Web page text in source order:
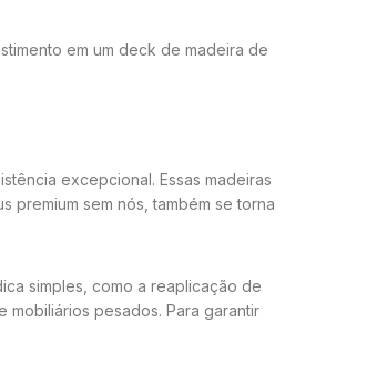
em um deck de madeira de
excepcional. Essas madeiras
premium sem nós, também se torna
simples, como a reaplicação de
pesados. Para garantir